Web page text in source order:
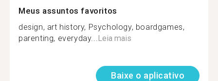
Meus assuntos favoritos
design, art history, Psychology, boardgames,
parenting, everyday...Leia mais
Baixe o aplicativo